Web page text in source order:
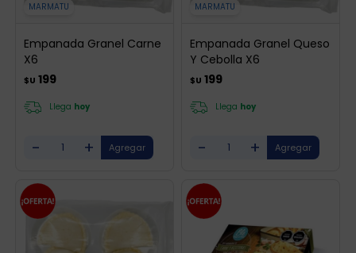
MARMATU
Empanada Granel Carne
X6
$U 199
Llega hoy
- +
MARMATU
Empanada Granel Queso
Y Cebolla X6
$U 199
Llega hoy
- +